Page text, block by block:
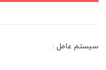
سیستم عامل :